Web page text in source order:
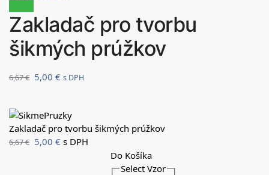
Zakladač pro tvorbu
šikmých prúžkov
6,67€ 5,00 € s DPH
Zakladač pro tvorbu šikmých prúžkov
6,67€ 5,00 € s DPH
Do Košíka
Select Vzor